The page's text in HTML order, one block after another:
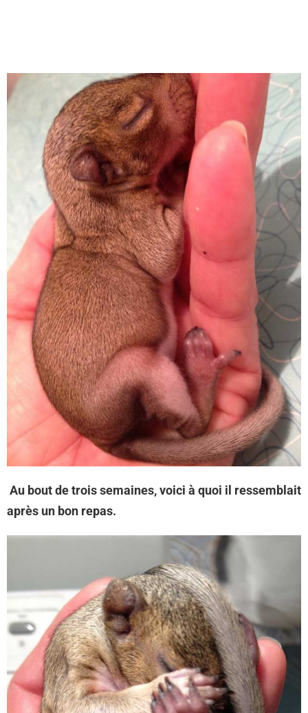
Au bout de trois semaines, voici à quoi il ressemblait
après un bon repas.